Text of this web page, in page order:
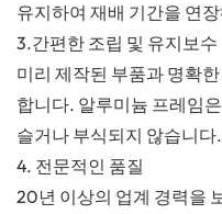
유지하여 재배 기간을 연
3.간편한 조립 및 유지보수
미리 제작된 부품과 명확
합니다. 알루미늄 프레임
슬거나 부식되지 않습니다.
4. 전문적인 품질
20년 이상의 업계 경력을